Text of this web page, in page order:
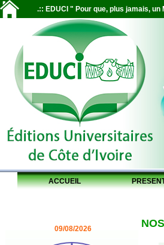
.:: EDUCI " Pour que, plus jamais,
ACCUEIL
09/08/2026